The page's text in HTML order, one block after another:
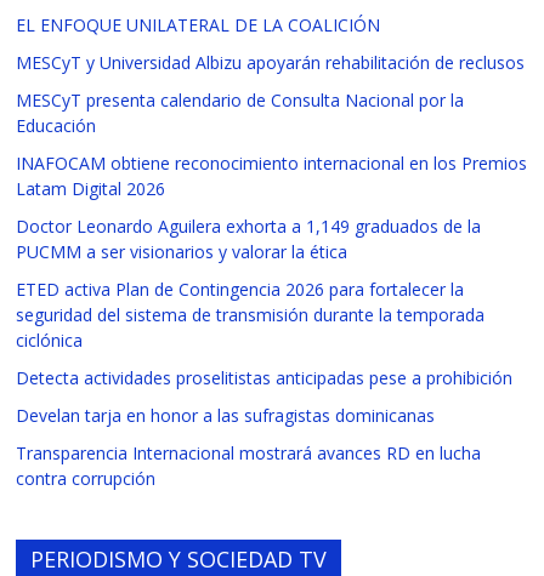
EL ENFOQUE UNILATERAL DE LA COALICIÓN
MESCyT y Universidad Albizu apoyarán rehabilitación de reclusos
MESCyT presenta calendario de Consulta Nacional por la
Educación
INAFOCAM obtiene reconocimiento internacional en los Premios
Latam Digital 2026
Doctor Leonardo Aguilera exhorta a 1,149 graduados de la
PUCMM a ser visionarios y valorar la ética
ETED activa Plan de Contingencia 2026 para fortalecer la
seguridad del sistema de transmisión durante la temporada
ciclónica
Detecta actividades proselitistas anticipadas pese a prohibición
Develan tarja en honor a las sufragistas dominicanas
Transparencia Internacional mostrará avances RD en lucha
contra corrupción
PERIODISMO Y SOCIEDAD TV